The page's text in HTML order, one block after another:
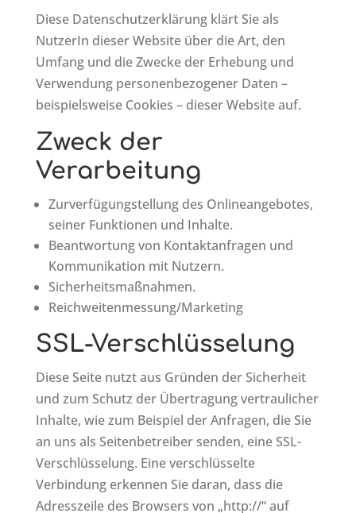
Diese Datenschutzerklärung klärt Sie als
NutzerIn dieser Website über die Art, den
Umfang und die Zwecke der Erhebung und
Verwendung personenbezogener Daten –
beispielsweise Cookies – dieser Website auf.
Zweck der
Verarbeitung
Zurverfügungstellung des Onlineangebotes,
seiner Funktionen und Inhalte.
Beantwortung von Kontaktanfragen und
Kommunikation mit Nutzern.
Sicherheitsmaßnahmen.
Reichweitenmessung/Marketing
SSL-Verschlüsselung
Diese Seite nutzt aus Gründen der Sicherheit
und zum Schutz der Übertragung vertraulicher
Inhalte, wie zum Beispiel der Anfragen, die Sie
an uns als Seitenbetreiber senden, eine SSL-
Verschlüsselung. Eine verschlüsselte
Verbindung erkennen Sie daran, dass die
Adresszeile des Browsers von „http://“ auf